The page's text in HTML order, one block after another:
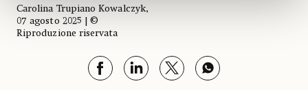
Carolina Trupiano Kowalczyk,
07 agosto 2025 | ©
Riproduzione riservata